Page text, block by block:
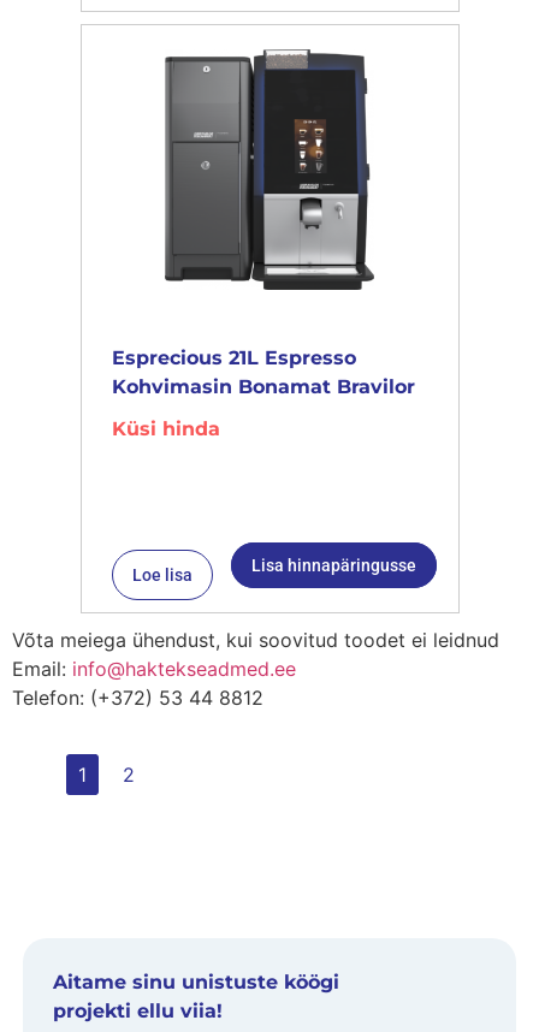
Esprecious 21L Espresso
Kohvimasin Bonamat Bravilor
Küsi hinda
Loe lisa Lisa hinnapäringusse
Võta meiega ühendust, kui soovitud toodet ei leidnud
Email: info@haktekseadmed.ee
Telefon: (+372) 53 44 8812
1 2
Aitame sinu unistuste köögi
projekti ellu viia!